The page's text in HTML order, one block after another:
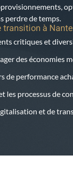
perdre de temps.
transition à
critiques et
des économies
de performance
les processus de
et de